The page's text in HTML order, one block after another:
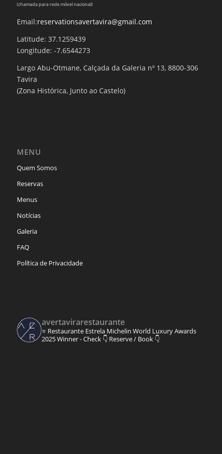
(chamada para rede móvel nacional)
Email:reservationsavertavira@gmail.com
Latitude: 37.1259439
Longitude: -7.6544273
Largo Abu-Otmane, Calçada da Galeria nº 13, 8800-306
Tavira
(Zona Histórica, Junto ao Castelo)
MENU
Quem Somos
Reservas
Menus
Notícias
Galeria
FAQ
Política de Privacidade
avertavirarestaurante
⭐ Restaurante Estrela Michelin World Luxury Awards
2025 Winner - Check 👇Reserve / Book 👇